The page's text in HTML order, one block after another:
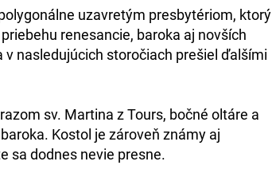
uzavretým presbytériom, ktorý
renesancie, baroka aj novších
nasledujúcich storočiach prešiel ďalšími
sv. Martina z Tours, bočné oltáre a
Kostol je zároveň známy aj
sa dodnes nevie presne.